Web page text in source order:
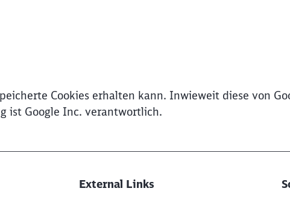
Cookies erhalten kann. Inwieweit diese von
ist Google Inc. verantwortlich.
External Links